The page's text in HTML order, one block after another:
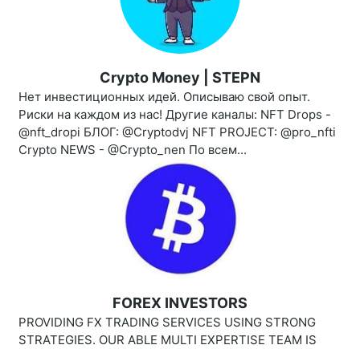
Crypto Money | STEPN
Нет инвестиционных идей. Описываю свой опыт.
Риски на каждом из нас! Другие каналы: NFT Drops -
@nft_dropi БЛОГ: @Cryptodvj NFT PROJECT: @pro_nfti
Crypto NEWS - @Crypto_nen По всем...
FOREX INVESTORS
PROVIDING FX TRADING SERVICES USING STRONG
STRATEGIES. OUR ABLE MULTI EXPERTISE TEAM IS